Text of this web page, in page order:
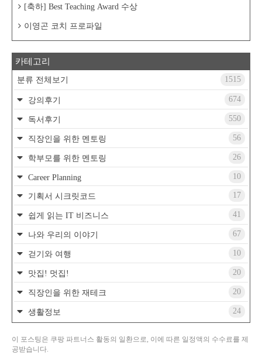
[축하] Best Teaching Award 수상
이영곤 코치 프로파일
카테고리
분류 전체보기 1515
강의후기 674
독서후기 550
직장인을 위한 멘토링 56
학부모를 위한 멘토링 26
Career Planning 10
기획서 시크릿코드 17
쉽게 읽는 IT 비즈니스 41
나와 우리의 이야기 67
걷기와 여행 10
맛집! 멋집! 20
직장인을 위한 재테크 20
생활정보 24
이 포스팅은 쿠팡 파트너스 활동의 일환으로, 이에 따른 일정액의 수수료를 제
공받습니다.